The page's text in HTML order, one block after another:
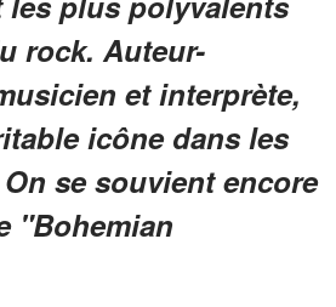
rock. Auteur-
et interprète,
icône dans les
se souvient encore
"Bohemian